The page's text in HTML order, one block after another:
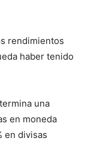
rendimientos
haber tenido
una
en moneda
en divisas